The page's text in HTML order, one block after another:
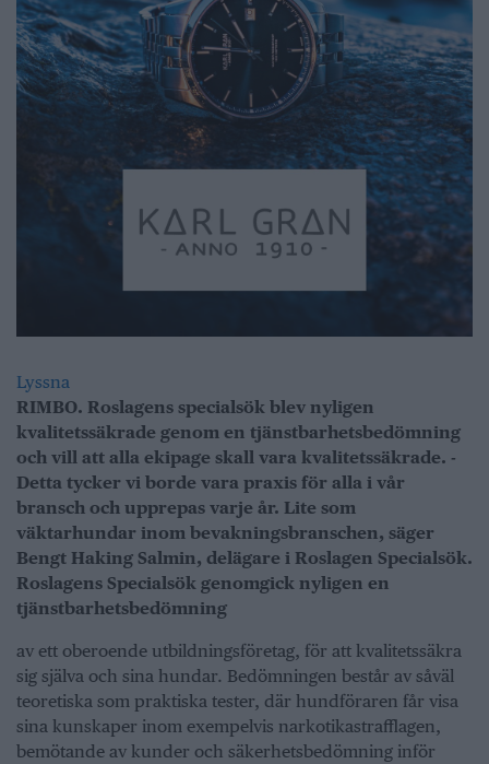
Lyssna
RIMBO. Roslagens specialsök blev nyligen
kvalitetssäkrade genom en tjänstbarhetsbedömning
och vill att alla ekipage skall vara kvalitetssäkrade. -
Detta tycker vi borde vara praxis för alla i vår
bransch och upprepas varje år. Lite som
väktarhundar inom bevakningsbranschen, säger
Bengt Haking Salmin, delägare i Roslagen Specialsök.
Roslagens Specialsök genomgick nyligen en
tjänstbarhetsbedömning
av ett oberoende utbildningsföretag, för att kvalitetssäkra
sig själva och sina hundar. Bedömningen består av såväl
teoretiska som praktiska tester, där hundföraren får visa
sina kunskaper inom exempelvis narkotikastrafflagen,
bemötande av kunder och säkerhetsbedömning inför